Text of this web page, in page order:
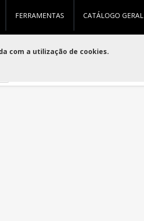
FERRAMENTAS CATÁLOGO GERAL
com a utilização de cookies.